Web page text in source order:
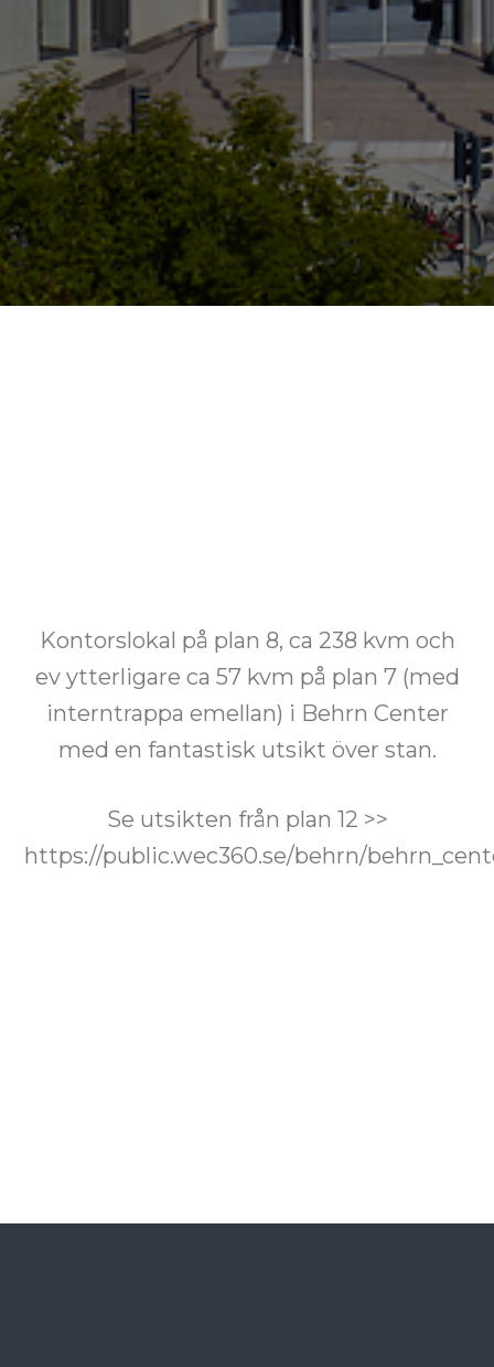
Kontorslokal på plan 8, ca 238 kvm och
ev ytterligare ca 57 kvm på plan 7 (med
interntrappa emellan) i Behrn Center
med en fantastisk utsikt över stan.
Se utsikten från plan 12 >>
https://public.wec360.se/behrn/